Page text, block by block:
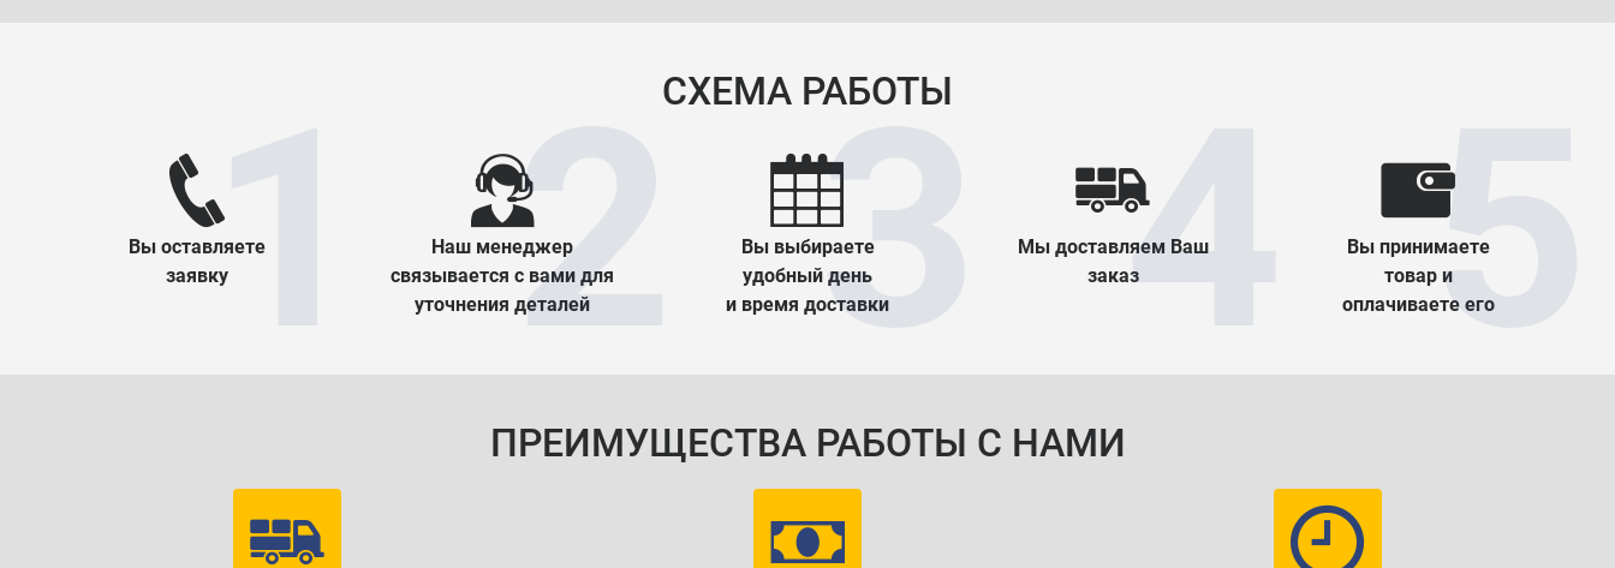
СХЕМА РАБОТЫ
Вы оставляете
заявку
Наш менеджер
связывается с вами для
уточнения деталей
Вы выбираете
удобный день
и время доставки
Мы доставляем Ваш
заказ
Вы принимаете
товар и
оплачиваете его
ПРЕИМУЩЕСТВА РАБОТЫ С НАМИ